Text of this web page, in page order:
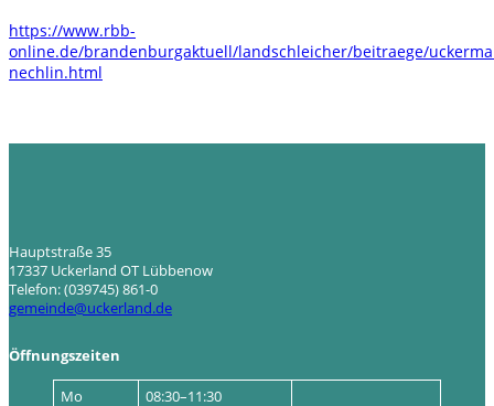
https://www.rbb-
online.de/brandenburgaktuell/landschleicher/beitraege/
nechlin.html
Hauptstraße 35
17337 Uckerland OT Lübbenow
Telefon: (039745) 861-0
gemeinde@uckerland.de
Öffnungszeiten
Mo
08:30–11:30